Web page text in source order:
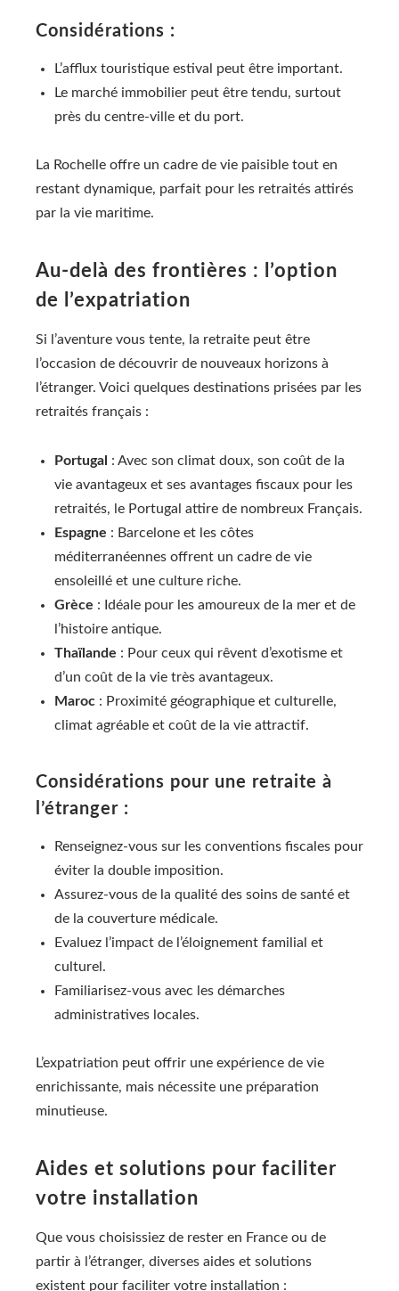
Considérations :
L’afflux touristique estival peut être important.
Le marché immobilier peut être tendu, surtout
près du centre-ville et du port.
La Rochelle offre un cadre de vie paisible tout en
restant dynamique, parfait pour les retraités attirés
par la vie maritime.
Au-delà des frontières : l’option
de l’expatriation
Si l’aventure vous tente, la retraite peut être
l’occasion de découvrir de nouveaux horizons à
l’étranger. Voici quelques destinations prisées par les
retraités français :
Portugal : Avec son climat doux, son coût de la
vie avantageux et ses avantages fiscaux pour les
retraités, le Portugal attire de nombreux Français.
Espagne : Barcelone et les côtes
méditerranéennes offrent un cadre de vie
ensoleillé et une culture riche.
Grèce : Idéale pour les amoureux de la mer et de
l’histoire antique.
Thaïlande : Pour ceux qui rêvent d’exotisme et
d’un coût de la vie très avantageux.
Maroc : Proximité géographique et culturelle,
climat agréable et coût de la vie attractif.
Considérations pour une retraite à
l’étranger :
Renseignez-vous sur les conventions fiscales pour
éviter la double imposition.
Assurez-vous de la qualité des soins de santé et
de la couverture médicale.
Evaluez l’impact de l’éloignement familial et
culturel.
Familiarisez-vous avec les démarches
administratives locales.
L’expatriation peut offrir une expérience de vie
enrichissante, mais nécessite une préparation
minutieuse.
Aides et solutions pour faciliter
votre installation
Que vous choisissiez de rester en France ou de
partir à l’étranger, diverses aides et solutions
existent pour faciliter votre installation :